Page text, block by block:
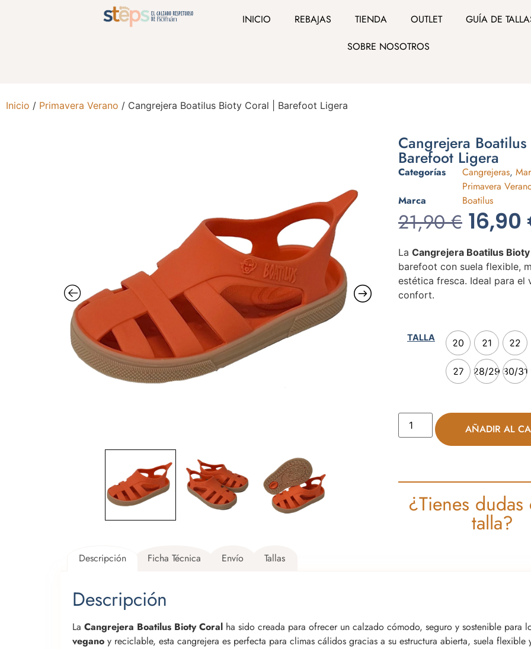
INICIO REBAJAS TIENDA OUTLET
GUÍA DE
SOBRE NOSOTROS
Inicio / Primavera Verano / Cangrejera Boatilus Bioty Coral | Barefoot Ligera
Cangrejera
Barefoot Ligera
Categorías Cangrejeras,
Primavera
Marca
Boatilus
21,90€ 16,90
La Cangrejera Boatilus
barefoot con suela flexible,
estética fresca. Ideal para
confort.
TALLA 20 21 22
27 28/29 30/31
AÑADIR AL
¿Tienes
talla?
Descripción Ficha Técnica Envío Tallas
Descripción
La Cangrejera Boatilus Bioty Coral ha sido creada para ofrecer un calzado cómodo, seguro y sostenible para
vegano y reciclable, esta cangrejera es perfecta para climas cálidos gracias a su estructura abierta, suela flexible